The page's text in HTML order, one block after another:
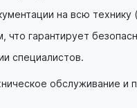
на всю
гарантирует
специалистов.
обслуживание